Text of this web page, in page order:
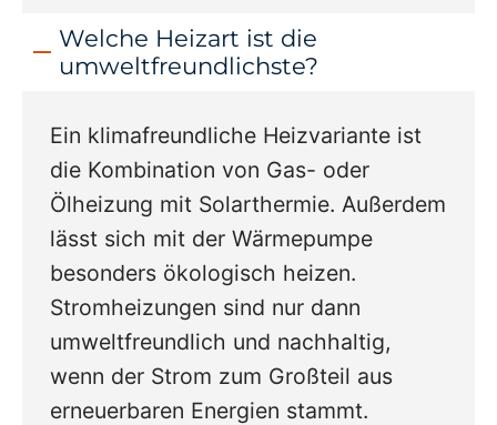
Welche Heizart ist die
umweltfreundlichste?
Ein klimafreundliche Heizvariante ist
die Kombination von Gas- oder
Ölheizung mit Solarthermie. Außerdem
lässt sich mit der Wärmepumpe
besonders ökologisch heizen.
Stromheizungen sind nur dann
umweltfreundlich und nachhaltig,
wenn der Strom zum Großteil aus
erneuerbaren Energien stammt.